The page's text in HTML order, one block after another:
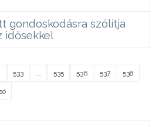
gondoskodásra szólítja
idősekkel
533 535 536 537 538